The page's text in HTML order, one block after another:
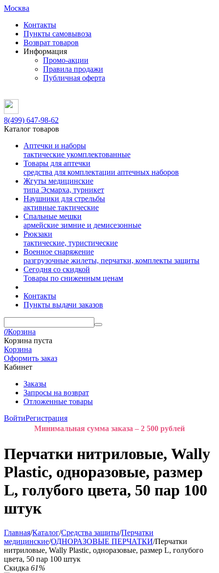
Москва
Контакты
Пункты самовывоза
Возврат товаров
Информация
Промо-акции
Правила продажи
Публичная оферта
8(499) 647-98-62
Каталог товаров
Аптечки и наборы
тактические укомплектованные
Товары для аптечки
средства для комплектации аптечных наборов
Жгуты медицинские
типа Эсмарха, турникет
Наушники для стрельбы
активные тактические
Спальные мешки
армейские зимние и демисезонные
Рюкзаки
тактические, туристические
Военное снаряжение
разгрузочные жилеты, перчатки, комплекты защиты
Сегодня со скидкой
Товары по сниженным ценам
Контакты
Пункты выдачи заказов
0Корзина
Корзина пуста
Корзина
Оформить заказ
Кабинет
Заказы
Запросы на возврат
Отложенные товары
ВойтиРегистрация
Минимальная сумма заказа – 2 500 рублей
Перчатки нитриловые, Wally
Plastic, одноразовые, размер
L, голубого цвета, 50 пар 100
штук
Главная/Каталог/Средства защиты/Перчатки
медицинские/ОДНОРАЗОВЫЕ ПЕРЧАТКИ/Перчатки
нитриловые, Wally Plastic, одноразовые, размер L, голубого
цвета, 50 пар 100 штук
Скидка 61%